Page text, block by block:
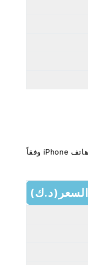
تجدون أدناه لائحة أسعار بطاريات هاتف iPhone وفقاً
السعر(د.ك)